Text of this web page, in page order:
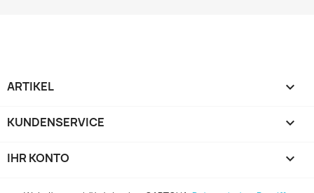
ARTIKEL 
KUNDENSERVICE 
IHR KONTO 